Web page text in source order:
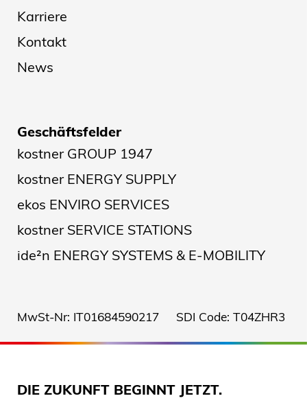
Karriere
Kontakt
News
Geschäftsfelder
kostner GROUP 1947
kostner ENERGY SUPPLY
ekos ENVIRO SERVICES
kostner SERVICE STATIONS
ide²n ENERGY SYSTEMS & E-MOBILITY
MwSt-Nr: IT01684590217 SDI Code: T04ZHR3
DIE ZUKUNFT BEGINNT JETZT.